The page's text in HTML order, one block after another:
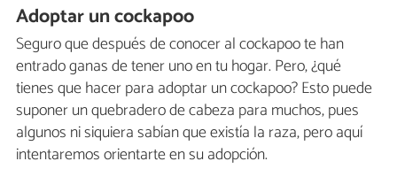
Adoptar un cockapoo
Seguro que después de conocer al cockapoo te han
entrado ganas de tener uno en tu hogar. Pero, ¿qué
tienes que hacer para adoptar un cockapoo? Esto puede
suponer un quebradero de cabeza para muchos, pues
algunos ni siquiera sabían que existía la raza, pero aquí
intentaremos orientarte en su adopción.